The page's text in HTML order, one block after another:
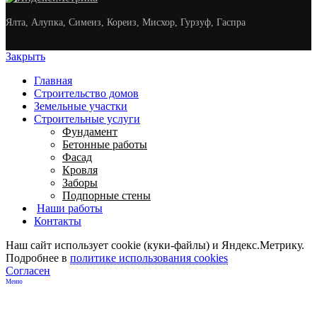
Меню
Ялта, Алупка, Симеиз, Кореиз, Мисхор, Гурзуф, Гаспра
Закрыть
Главная
Строительство домов
Земельные участки
Строительные услуги
Фундамент
Бетонные работы
Фасад
Кровля
Заборы
Подпорные стены
Наши работы
Контакты
Наш сайт использует cookie (куки-файлы) и Яндекс.Метрику.
Подробнее в политике использования cookies
Согласен